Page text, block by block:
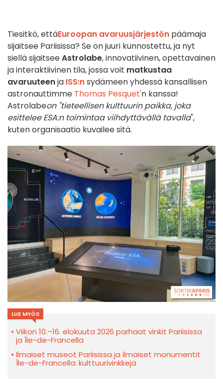
Tiesitkö, ettäEuroopan avaruusjärjestön päämaja
sijaitsee Pariisissa? Se on juuri kunnostettu, ja nyt
siellä sijaitseeAstrolabe, innovatiivinen, opettavainen
ja interaktiivinen tila, jossa voit matkustaa
avaruuteenja ISS:nsydämeen yhdessä kansallisen
astronauttimme Thomas Pesquet'n kanssa!
Astrolabeon "tieteellisen kulttuurin paikka, joka
esittelee ESA:n toimintaa viihdyttävällä tavalla",
kuten organisaatio kuvailee sitä.
LUE MYÖS
Viikon 10.–16. elokuuta 2026 parhaat vinkit Pariisissa
ja Île-de-Francella
Ilmaiset museot Pariisissa ja ilmaiset monumentit
Île-de-Francella: kulttuurivinkkejä